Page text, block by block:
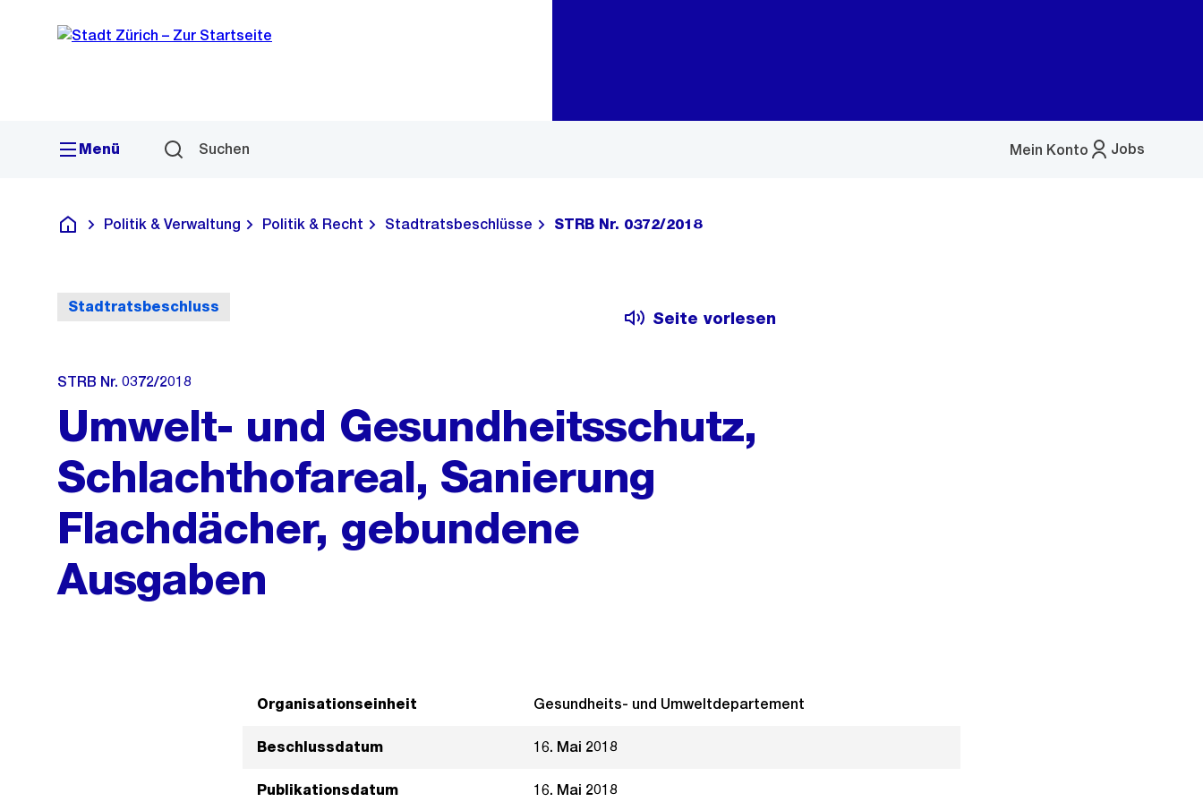
Navigation
Sprunglink
Menü Suchen Jobs
Mein Konto
Menü
Deutsch
Politik & Verwaltung Politik & Recht Stadtratsbeschlüsse STRB Nr. 0372/2018
Stadtratsbeschluss
Seite vorlesen
STRB Nr. 0372/2018
Umwelt- und Gesundheitsschutz,
Schlachthofareal, Sanierung
Flachdächer, gebundene
Ausgaben
Organisationseinheit Gesundheits- und Umweltdepartement
Beschlussdatum 16. Mai 2018
Publikationsdatum 16. Mai 2018